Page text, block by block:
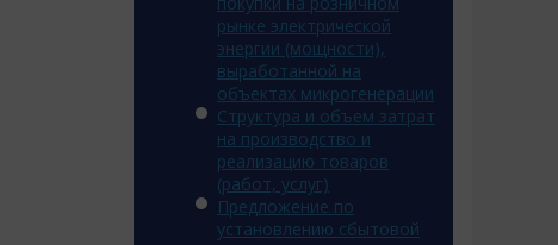
рынке электрической
энергии (мощности),
выработанной на
объектах микрогенерации
Структура и объем затрат
на производство и
реализацию товаров
(работ, услуг)
Предложение по
установлению сбытовой